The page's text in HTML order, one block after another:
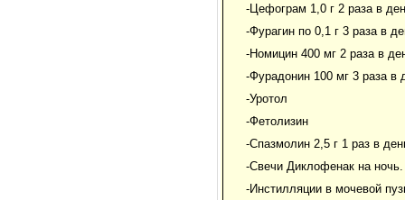
-Цефограм 1,0 г 2 раза в
-Фурагин по 0,1 г 3 раза в
-Номицин 400 мг 2 раза в
-Фурадонин 100 мг 3 раза в
-Уротол
-Фетолизин
-Спазмолин 2,5 г 1 раз в
-Свечи Диклофенак на ночь.
-Инстилляции в мочевой